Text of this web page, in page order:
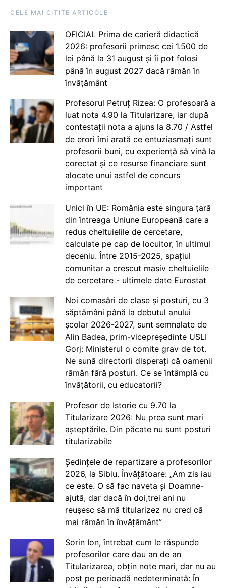
CELE MAI CITITE ARTICOLE
OFICIAL Prima de carieră didactică
2026: profesorii primesc cei 1.500 de
lei până la 31 august și îi pot folosi
până în august 2027 dacă rămân în
învățământ
Profesorul Petruț Rizea: O profesoară a
luat nota 4.90 la Titularizare, iar după
contestații nota a ajuns la 8.70 / Astfel
de erori îmi arată ce entuziasmați sunt
profesorii buni, cu experiență să vină la
corectat și ce resurse financiare sunt
alocate unui astfel de concurs
important
Unici în UE: România este singura țară
din întreaga Uniune Europeană care a
redus cheltuielile de cercetare,
calculate pe cap de locuitor, în ultimul
deceniu. Între 2015-2025, spațiul
comunitar a crescut masiv cheltuielile
de cercetare - ultimele date Eurostat
Noi comasări de clase și posturi, cu 3
săptămâni până la debutul anului
școlar 2026-2027, sunt semnalate de
Alin Badea, prim-vicepreședinte USLI
Gorj: Ministerul o comite grav de tot.
Ne sună directorii disperați că oamenii
rămân fără posturi. Ce se întâmplă cu
învățătorii, cu educatorii?
Profesor de Istorie cu 9.70 la
Titularizare 2026: Nu prea sunt mari
așteptările. Din păcate nu sunt posturi
titularizabile
Ședințele de repartizare a profesorilor
2026, la Sibiu. Învățătoare: „Am zis iau
ce este. O să fac naveta și Doamne-
ajută, dar dacă în doi,trei ani nu
reușesc să mă titularizez nu cred că
mai rămân în învățământ”
Sorin Ion, întrebat cum le răspunde
profesorilor care dau an de an
Titularizarea, obțin note mari, dar nu au
post pe perioadă nedeterminată: În